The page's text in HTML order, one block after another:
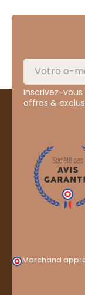
Inscrivez-
offres &
Marchand